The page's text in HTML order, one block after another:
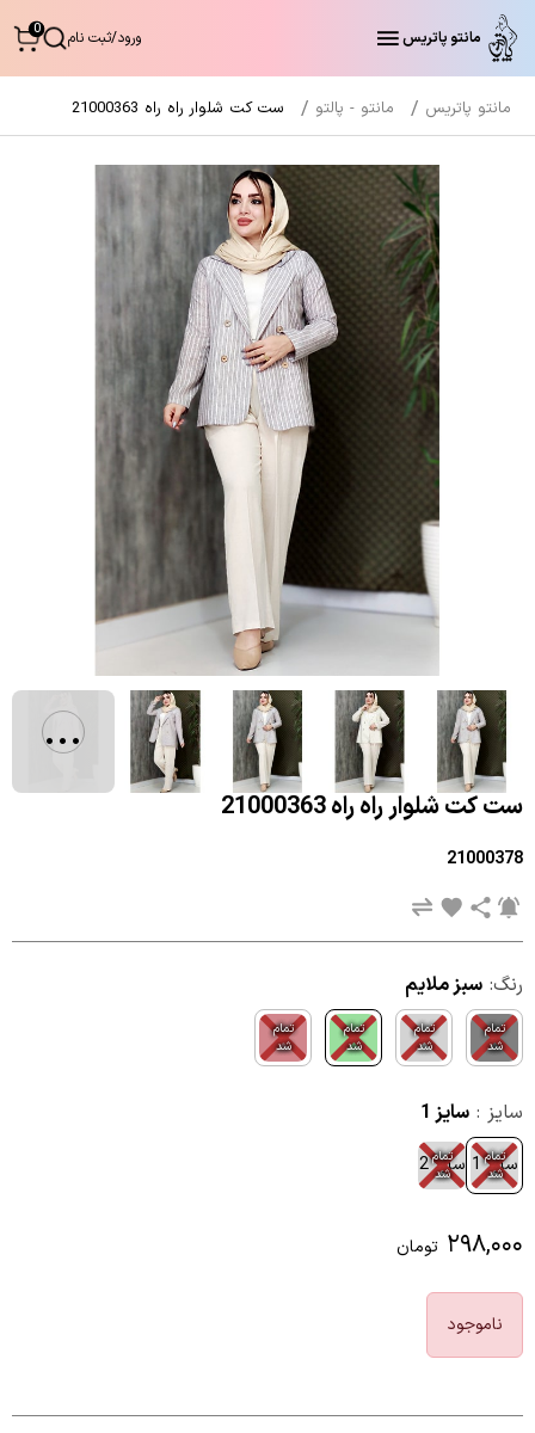
مانتو پاتریس ورود/ثبت نام 0
مانتو پاتریس مانتو - پالتو ست کت شلوار راه راه 21000363
ست کت شلوار راه راه 21000363
21000378
رنگ: سبز ملایم
تمام
شد
تمام
شد
تمام
شد
تمام
شد
سایز : سایز 1
سایز 1
تمام
شد
سایز 2
تمام
شد
۲۹۸,۰۰۰ تومان
ناموجود
...